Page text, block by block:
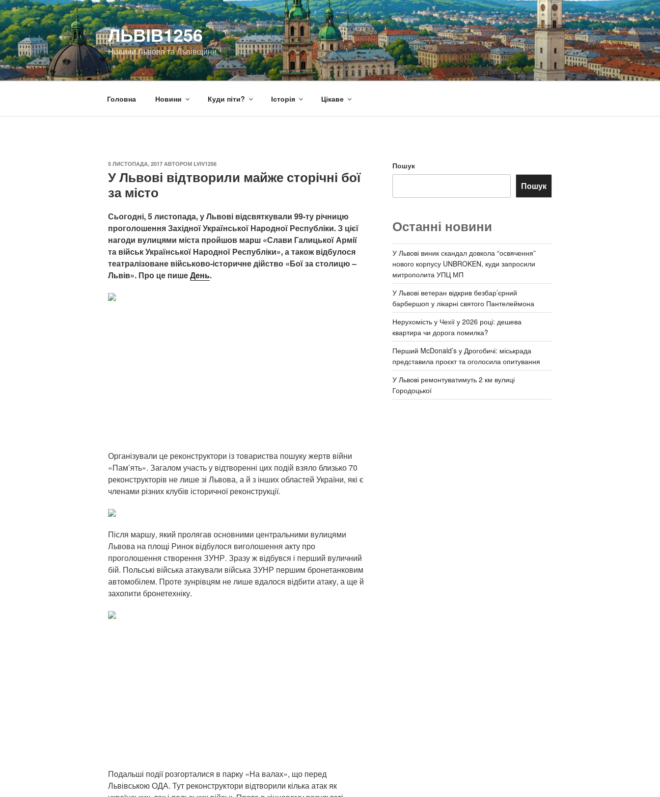
Перейти
до
вмісту
ЛЬВІВ1256
Новини Львова та Львівщини
Головна Новини Куди піти? Історія Цікаве
ОПУБЛІКОВАНО
5 ЛИСТОПАДА, 2017 АВТОРОМ LVIV1256
У Львові відтворили майже сторічні бої
за місто
Сьогодні, 5 листопада, у Львові відсвяткували 99-ту річницю
проголошення Західної Української Народної Республіки. З цієї
нагоди вулицями міста пройшов марш «Слави Галицької Армії
та військ Української Народної Республіки», а також відбулося
театралізоване військово-історичне дійство «Бої за столицю –
Львів». Про це пишеДень.
Організували це реконструктори із товариства пошуку жертв війни
«Пам’ять». Загалом участь у відтворенні цих подій взяло близько 70
реконструкторів не лише зі Львова, а й з інших областей України, які є
членами різних клубів історичної реконструкції.
Після маршу, який пролягав основними центральними вулицями
Львова на площі Ринок відбулося виголошення акту про
проголошення створення ЗУНР. Зразу ж відбувся і перший вуличний
бій. Польські війська атакували війська ЗУНР першим бронетанковим
автомобілем. Проте зунрівцям не лише вдалося відбити атаку, а ще й
захопити бронетехніку.
Подальші події розгорталися в парку «На валах», що перед
Львівською ОДА. Тут реконструктори відтворили кілька атак як
Пошук
Пошук
Останні новини
У Львові виник скандал довкола “освячення”
нового корпусу UNBROKEN, куди запросили
митрополита УПЦ МП
У Львові ветеран відкрив безбар’єрний
барбершоп у лікарні святого Пантелеймона
Нерухомість у Чехії у 2026 році: дешева
квартира чи дорога помилка?
Перший McDonald’s у Дрогобичі: міськрада
представила проєкт та оголосила опитування
У Львові ремонтуватимуть 2 км вулиці
Городоцької